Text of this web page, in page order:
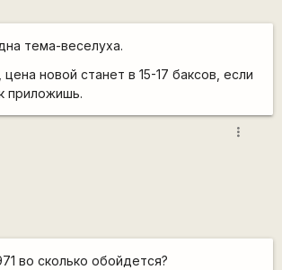
тема-веселуха.
новой станет в 15-17 баксов, если
приложишь.
more_vert
во сколько обойдется?